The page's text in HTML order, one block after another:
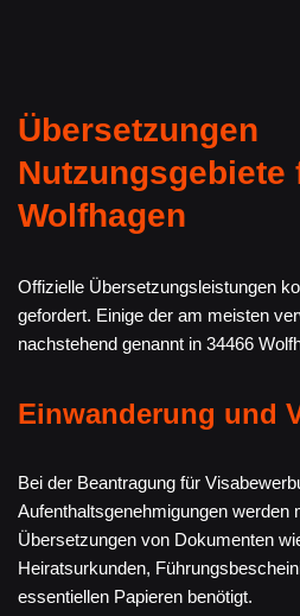
Übersetzungen
Nutzungsgebiete
Wolfhagen
Offizielle Übersetzungsleistungen
gefordert. Einige der am meisten
nachstehend genannt in 34466
Einwanderung und
Bei der Beantragung für
Aufenthaltsgenehmigungen werden
Übersetzungen von Dokumenten
Heiratsurkunden,
essentiellen Papieren benötigt.